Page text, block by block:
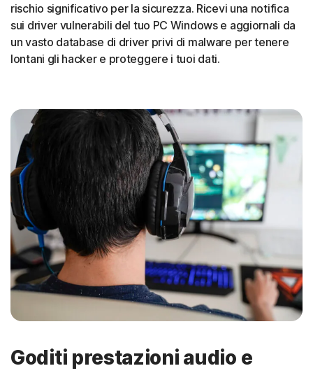
rischio significativo per la sicurezza. Ricevi una notifica
sui driver vulnerabili del tuo PC Windows e aggiornali da
un vasto database di driver privi di malware per tenere
lontani gli hacker e proteggere i tuoi dati.
Goditi prestazioni audio e